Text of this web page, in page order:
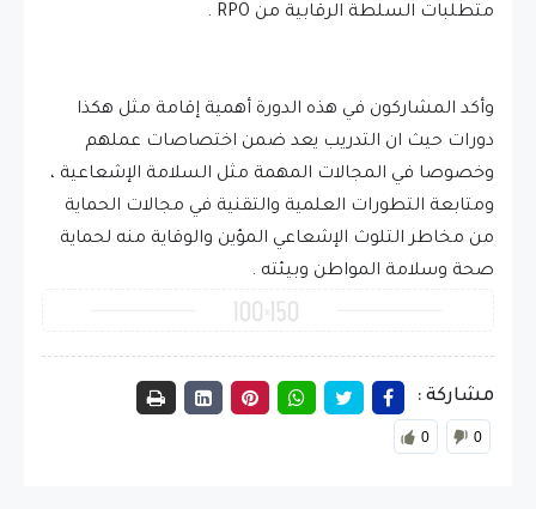
متطلبات السلطة الرقابية من RPO .
وأكد المشاركون في هذه الدورة أهمية إقامة مثل هكذا
دورات حيث ان التدريب يعد ضمن اختصاصات عملهم
وخصوصا في المجالات المهمة مثل السلامة الإشعاعية ،
ومتابعة التطورات العلمية والتقنية في مجالات الحماية
من مخاطر التلوث الإشعاعي المؤين والوقاية منه لحماية
صحة وسلامة المواطن وبيئته .
مشاركة :
0 0